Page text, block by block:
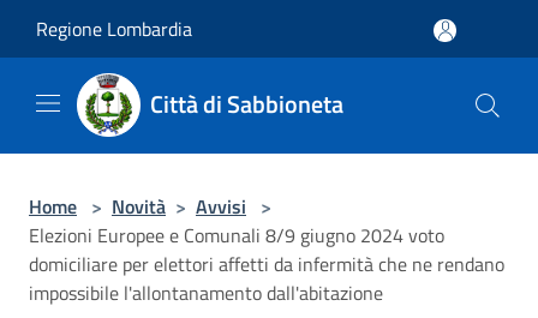
Regione Lombardia
Città di Sabbioneta
Home > Novità > Avvisi >
Elezioni Europee e Comunali 8/9 giugno 2024 voto
domiciliare per elettori affetti da infermità che ne rendano
impossibile l'allontanamento dall'abitazione